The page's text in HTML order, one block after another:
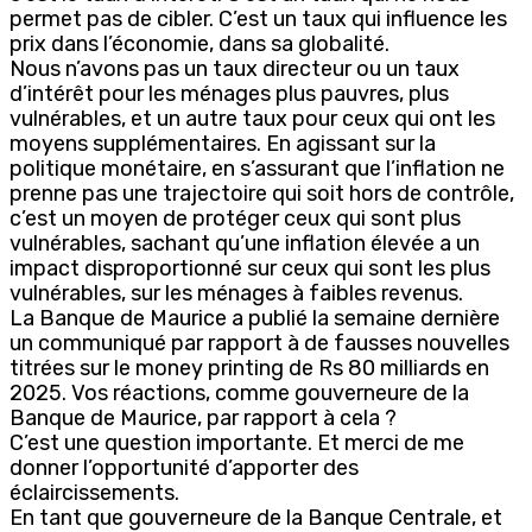
permet pas de cibler. C’est un taux qui influence les
prix dans l’économie, dans sa globalité.
Nous n’avons pas un taux directeur ou un taux
d’intérêt pour les ménages plus pauvres, plus
vulnérables, et un autre taux pour ceux qui ont les
moyens supplémentaires. En agissant sur la
politique monétaire, en s’assurant que l’inflation ne
prenne pas une trajectoire qui soit hors de contrôle,
c’est un moyen de protéger ceux qui sont plus
vulnérables, sachant qu’une inflation élevée a un
impact disproportionné sur ceux qui sont les plus
vulnérables, sur les ménages à faibles revenus.
La Banque de Maurice a publié la semaine dernière
un communiqué par rapport à de fausses nouvelles
titrées sur le money printing de Rs 80 milliards en
2025. Vos réactions, comme gouverneure de la
Banque de Maurice, par rapport à cela ?
C’est une question importante. Et merci de me
donner l’opportunité d’apporter des
éclaircissements.
En tant que gouverneure de la Banque Centrale, et